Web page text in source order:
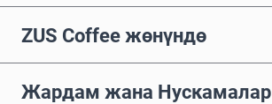
ZUS Coffee жөнүндө
Жардам жана Нускамалар